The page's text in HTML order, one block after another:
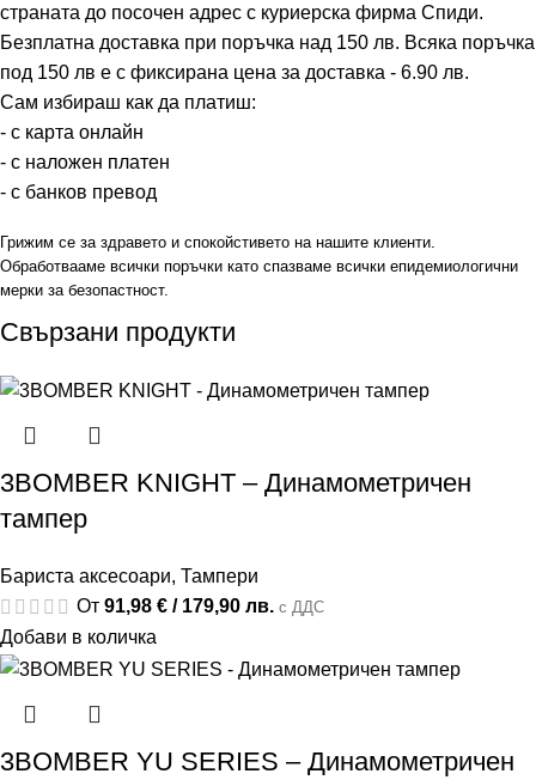
страната до посочен адрес с куриерска фирма Спиди.
Безплатна доставка при поръчка над 150 лв. Всяка поръчка
под 150 лв е с фиксирана цена за доставка - 6.90 лв.
Сам избираш как да платиш:
- с карта онлайн
- с наложен платен
- с банков превод
Грижим се за здравето и спокойстивето на нашите клиенти.
Обработвааме всички поръчки като спазваме всички епидемиологични
мерки за безопастност.
Свързани продукти
3BOMBER KNIGHT – Динамометричен
тампер
Бариста аксесоари, Тампери
От 91,98 € / 179,90 лв. с ДДС
Добави в количка
3BOMBER YU SERIES – Динамометричен